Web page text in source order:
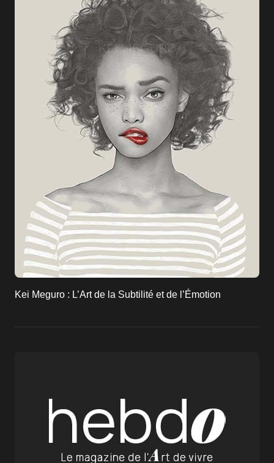
Kei Meguro : L’Art de la Subtilité et de l’Émotion